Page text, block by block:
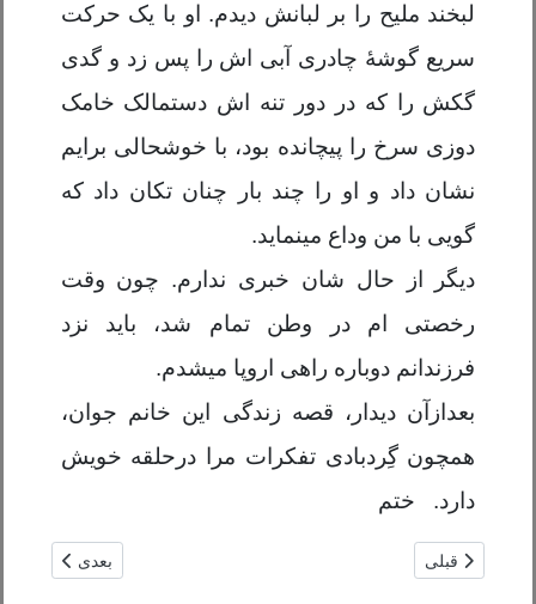
لبخند ملیح را بر لبانش دیدم. او با یک حرکت
سریع گوشۀ چادری آبی اش را پس زد و گدی
گکش را که در دور تنه اش دستمالک خامک
دوزی سرخ را پیچانده بود، با خوشحالی برایم
نشان داد و او را چند بار چنان تکان داد که
گویی با من وداع مینماید.
دیگر از حال شان خبری ندارم. چون وقت
رخصتی ام در وطن تمام شد، باید نزد
فرزندانم دوباره راهی اروپا میشدم.
بعدازآن دیدار، قصه زندگی این خانم جوان،
همچون گِردبادی تفکرات مرا درحلقه خویش
دارد. ختم
مطلب قبلی: د سولی انګازی او غبرګونونه / عبدالباری عارض
قبلی مطلب بعدی:
بعدی